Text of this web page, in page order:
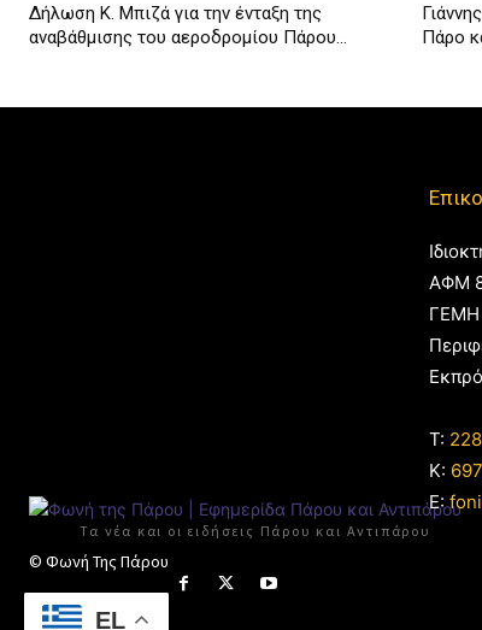
Δήλωση Κ. Μπιζά για την ένταξη της
αναβάθμισης του αεροδρομίου Πάρου...
Πάρο
Τα νέα και οι ειδήσεις Πάρου και Αντιπάρου
© Φωνή Της Πάρου
ΑΦΜ
ΓΕΜΗ
T:
Κ:
E:
EL